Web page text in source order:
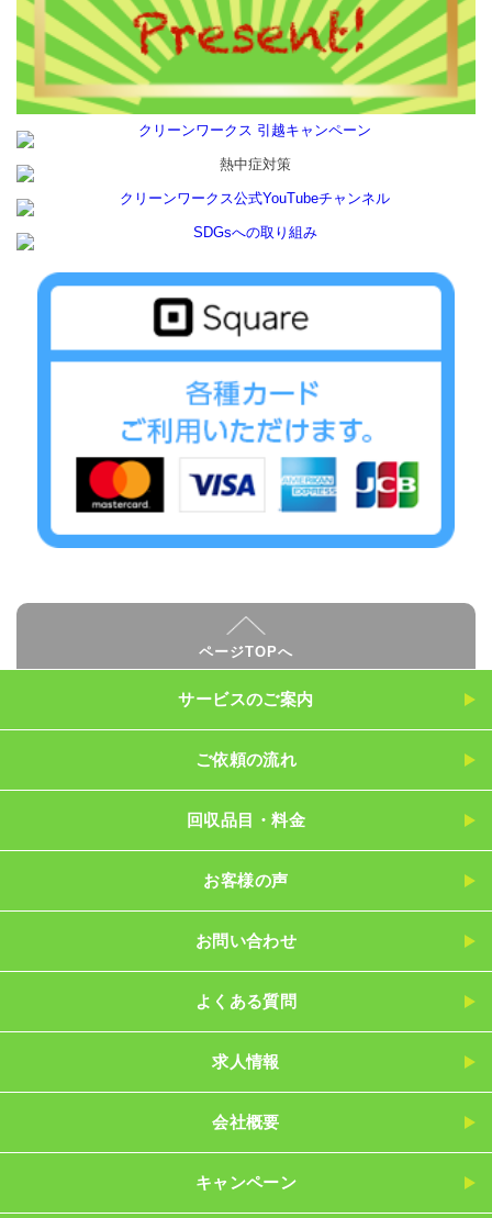
ページTOPへ
サービスのご案内
ご依頼の流れ
回収品目・料金
お客様の声
お問い合わせ
よくある質問
求人情報
会社概要
キャンペーン